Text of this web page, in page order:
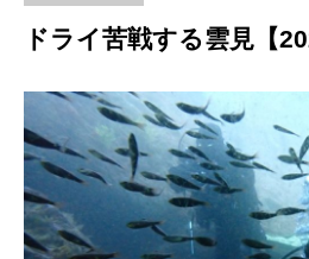
ドライ苦戦する雲見【